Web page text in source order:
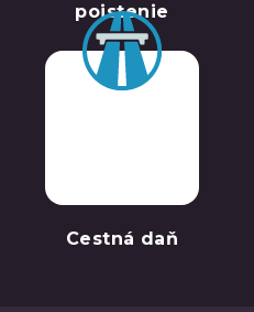
poistenie
Cestná daň